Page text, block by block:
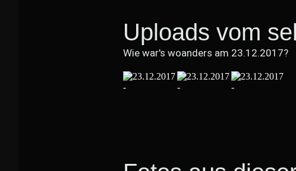
Uploads vom
Wie war's woanders am 23.12.2017?